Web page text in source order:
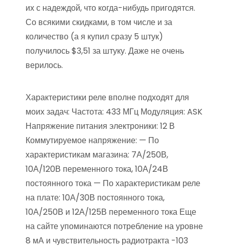
их с надеждой, что когда-нибудь пригодятся.
Со всякими скидками, в том числе и за
количество (а я купил сразу 5 штук)
получилось $3,51 за штуку. Даже не очень
верилось.
Характеристики реле вполне подходят для
моих задач: Частота: 433 МГц Модуляция: ASK
Напряжение питания электроники: 12 В
Коммутируемое напряжение: — По
характеристикам магазина: 7А/250В,
10А/120В переменного тока, 10А/24В
постоянного тока — По характеристикам реле
на плате: 10А/30В постоянного тока,
10А/250В и 12А/125В переменного тока Еще
на сайте упоминаются потребление на уровне
8 мА и чувствительность радиотракта -103